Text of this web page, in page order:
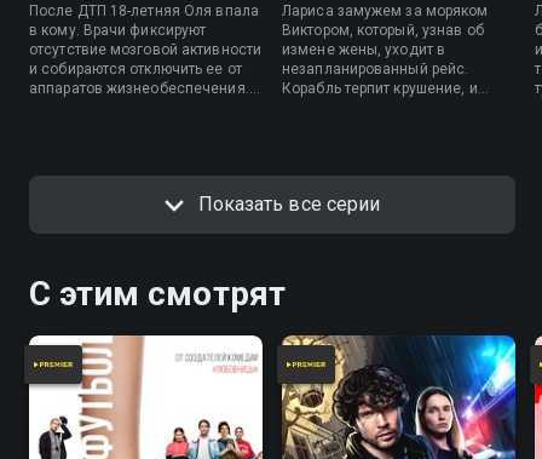
После ДТП 18-летняя Оля впала
в кому. Врачи фиксируют
отсутствие мозговой активности
и собираются отключить ее от
аппаратов жизнеобеспечения. И
Лариса замужем за моряком
Виктором, который, узнав об
измене жены, уходит в
незапланированный рейс.
Корабль терпит крушение, и
Показать все серии
С этим смотрят